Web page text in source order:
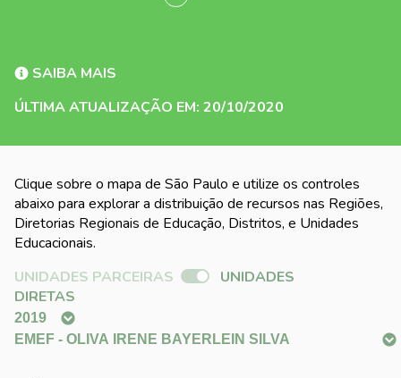
SAIBA MAIS
ÚLTIMA ATUALIZAÇÃO EM: 20/10/2020
Clique sobre o mapa de São Paulo e utilize os controles
abaixo para explorar a distribuição de recursos nas Regiões,
Diretorias Regionais de Educação, Distritos, e Unidades
Educacionais.
UNIDADES PARCEIRAS
UNIDADES
DIRETAS